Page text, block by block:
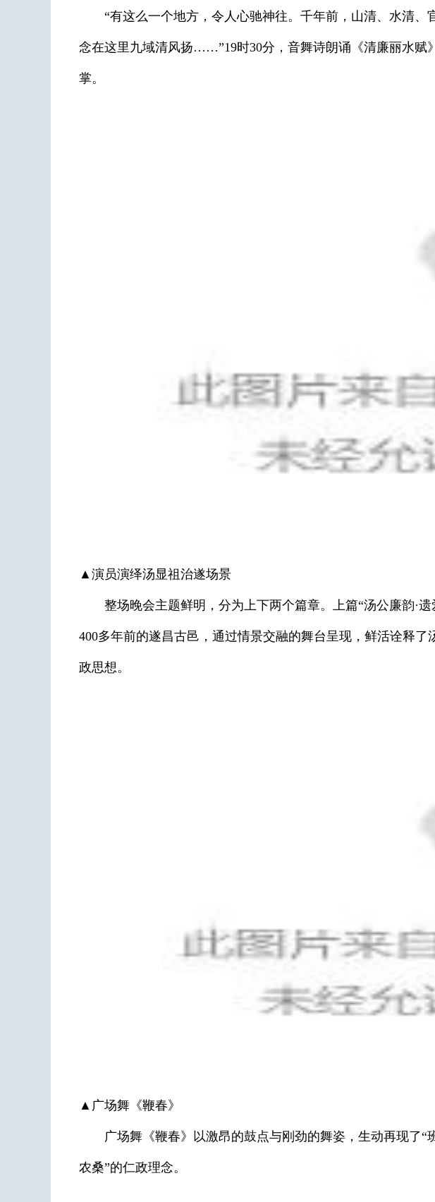
“有这么一个地方，令人心驰神往。千年前，山清、水清、
念在这里九域清风扬……”19时30分，音舞诗朗诵《清廉丽水赋
掌。
▲演员演绎汤显祖治遂场景
整场晚会主题鲜明，分为上下两个篇章。上篇“汤公廉韵·遗
400多年前的遂昌古邑，通过情景交融的舞台呈现，鲜活诠释
政思想。
▲广场舞《鞭春》
广场舞《鞭春》以激昂的鼓点与刚劲的舞姿，生动再现了“
农桑”的仁政理念。